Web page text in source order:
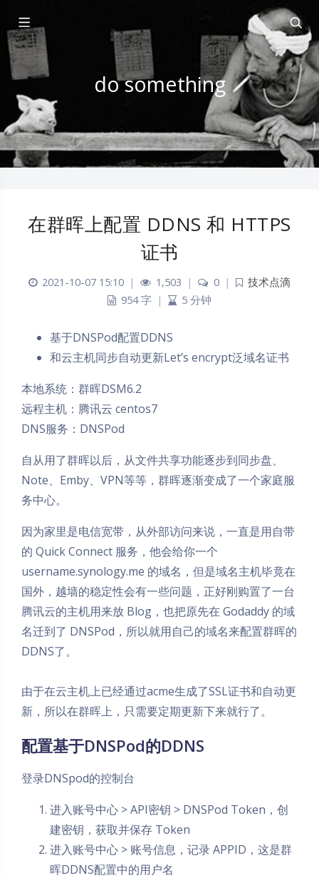
do something
在群晖上配置 DDNS 和 HTTPS
证书
2021-10-07 15:10 | 1,503 | 0 |
技术点滴
954 字 | 5 分钟
基于DNSPod配置DDNS
和云主机同步自动更新Let’s encrypt泛域名证书
本地系统：群晖DSM6.2
远程主机：腾讯云 centos7
DNS服务：DNSPod
自从用了群晖以后，从文件共享功能逐步到同步盘、
Note、Emby、VPN等等，群晖逐渐变成了一个家庭服
务中心。
因为家里是电信宽带，从外部访问来说，一直是用自带
的 Quick Connect 服务，他会给你一个
username.synology.me 的域名，但是域名主机毕竟在
国外，越墙的稳定性会有一些问题，正好刚购置了一台
腾讯云的主机用来放 Blog，也把原先在 Godaddy 的域
名迁到了 DNSPod，所以就用自己的域名来配置群晖的
DDNS了。
由于在云主机上已经通过acme生成了SSL证书和自动更
新，所以在群晖上，只需要定期更新下来就行了。
配置基于DNSPod的DDNS
登录DNSpod的控制台
进入账号中心 > API密钥 > DNSPod Token，创
建密钥，获取并保存 Token
进入账号中心 > 账号信息，记录 APPID，这是群
晖DDNS配置中的用户名